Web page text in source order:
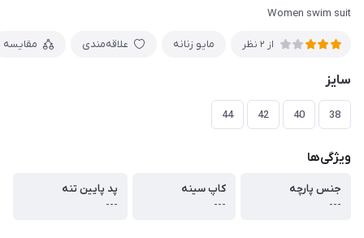
Women swim suit
از 2 نظر مایو زنانه علاقه‌مندی مقایسه
سایز
38
40
42
44
ویژگی‌ها
جنس پارچه
---
کاپ سینه
---
پد پایین تنه
---